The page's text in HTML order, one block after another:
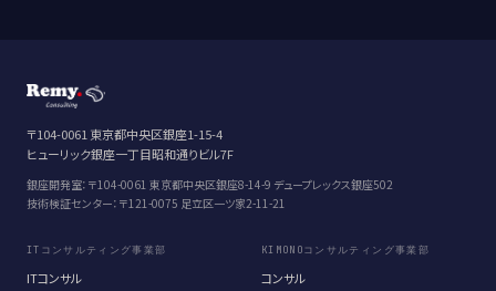
〒104-0061 東京都中央区銀座1-15-4
ヒューリック銀座一丁目昭和通りビル7F
銀座開発室：〒104-0061 東京都中央区銀座8-14-9 デュープレックス銀座502
技術検証センター：〒121-0075 足立区一ツ家2-11-21
ITコンサルティング事業部
ITコンサル
KIMONOコンサルティング事業部
コンサル